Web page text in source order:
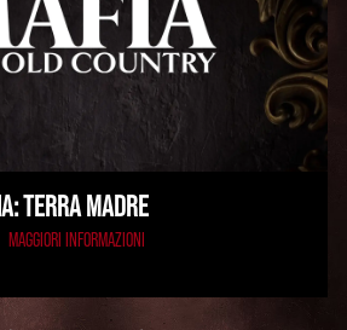
TERRA MADRE
MAGGIORI INFORMAZIONI